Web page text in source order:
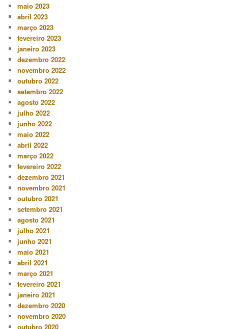
maio 2023
abril 2023
março 2023
fevereiro 2023
janeiro 2023
dezembro 2022
novembro 2022
outubro 2022
setembro 2022
agosto 2022
julho 2022
junho 2022
maio 2022
abril 2022
março 2022
fevereiro 2022
dezembro 2021
novembro 2021
outubro 2021
setembro 2021
agosto 2021
julho 2021
junho 2021
maio 2021
abril 2021
março 2021
fevereiro 2021
janeiro 2021
dezembro 2020
novembro 2020
outubro 2020